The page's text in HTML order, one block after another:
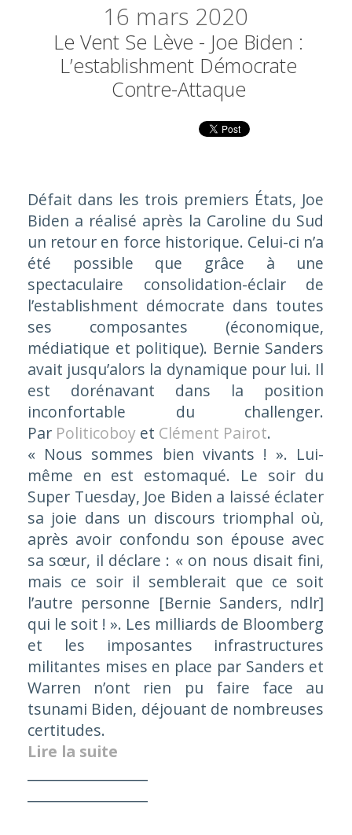
16 mars 2020
Le Vent Se Lève - Joe Biden :
L’establishment Démocrate
Contre-Attaque
Défait dans les trois premiers États, Joe
Biden a réalisé après la Caroline du Sud
un retour en force historique. Celui-ci n’a
été possible que grâce à une
spectaculaire consolidation-éclair de
l’establishment démocrate dans toutes
ses composantes (économique,
médiatique et politique). Bernie Sanders
avait jusqu’alors la dynamique pour lui. Il
est dorénavant dans la position
inconfortable du challenger.
Par Politicoboy et Clément Pairot.
« Nous sommes bien vivants ! ». Lui-
même en est estomaqué. Le soir du
Super Tuesday, Joe Biden a laissé éclater
sa joie dans un discours triomphal où,
après avoir confondu son épouse avec
sa sœur, il déclare : « on nous disait fini,
mais ce soir il semblerait que ce soit
l’autre personne [Bernie Sanders, ndlr]
qui le soit ! ». Les milliards de Bloomberg
et les imposantes infrastructures
militantes mises en place par Sanders et
Warren n’ont rien pu faire face au
tsunami Biden, déjouant de nombreuses
certitudes.
Lire la suite